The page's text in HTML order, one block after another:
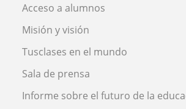
Acceso a alumnos
Misión y visión
Tusclases en el mundo
Sala de prensa
Informe sobre el futuro de la